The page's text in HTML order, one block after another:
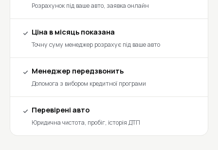
Розрахунок під ваше авто, заявка онлайн
Ціна в місяць показана
Точну суму менеджер розрахує під ваше авто
Менеджер передзвонить
Допомога з вибором кредитної програми
Перевірені авто
Юридична чистота, пробіг, історія ДТП